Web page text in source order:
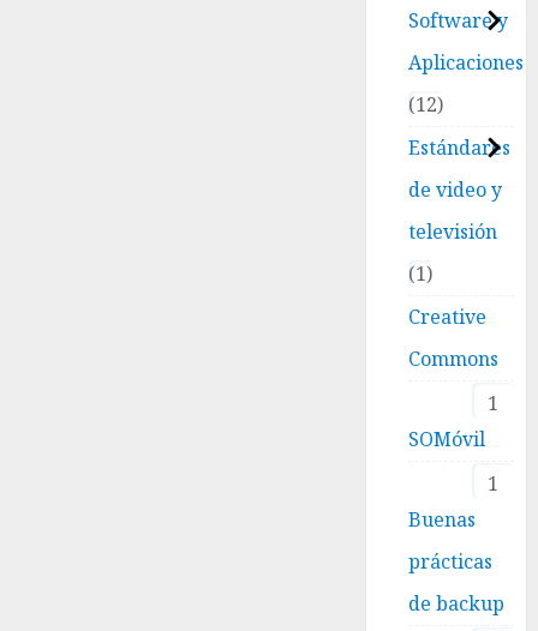
Software y
Aplicaciones
12
Estándares
de video y
televisión
1
Creative
Commons
1
SOMóvil
1
Buenas
prácticas
de backup